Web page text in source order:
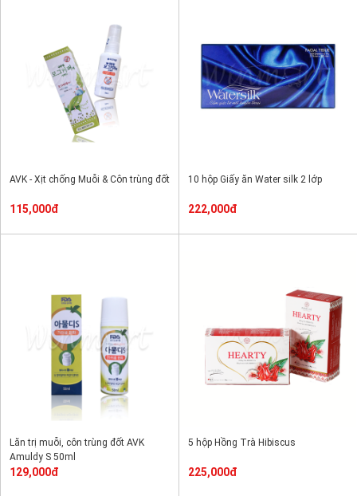
AVK - Xịt chống Muỗi & Côn trùng đốt
115,000đ
10 hộp Giấy ăn Water silk 2 lớp
222,000đ
Lăn trị muỗi, côn trùng đốt AVK
Amuldy S 50ml
129,000đ
5 hộp Hồng Trà Hibiscus
225,000đ